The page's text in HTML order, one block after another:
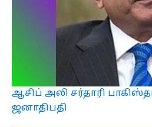
ஆசிப் அலி சர்தாரி
ஜனாதிபதி